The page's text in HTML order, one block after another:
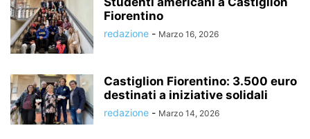
Fiorentino
redazione - Marzo 16, 2026
Castiglion Fiorentino: 3.500 euro
destinati a iniziative solidali
redazione - Marzo 14, 2026